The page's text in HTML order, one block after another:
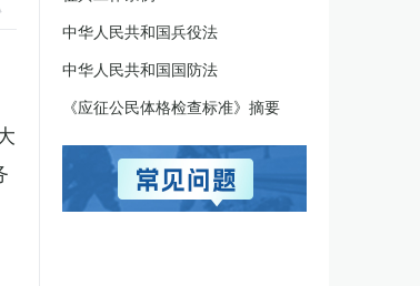
中华人民共和国兵役法
中华人民共和国国防法
《应征公民体格检查标准》摘要